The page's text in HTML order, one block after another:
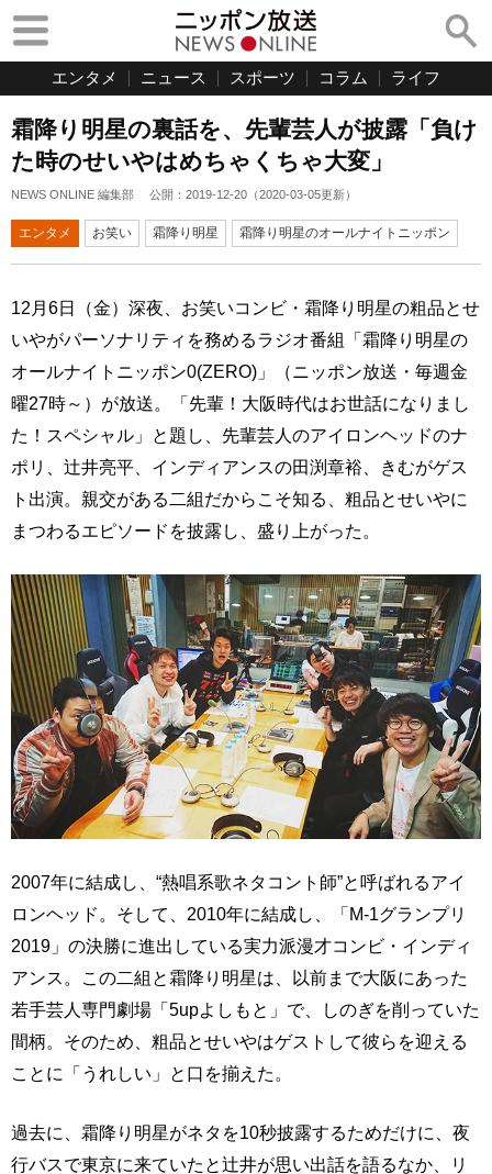
エンタメ ニュース スポーツ コラム ライフ
霜降り明星の裏話を、先輩芸人が披露「負け
た時のせいやはめちゃくちゃ大変」
NEWS ONLINE 編集部 公開： 2019-12-20 （2020-03-05更新）
エンタメ お笑い 霜降り明星 霜降り明星のオールナイトニッポン
12月6日（金）深夜、お笑いコンビ・霜降り明星の粗品とせ
いやがパーソナリティを務めるラジオ番組「霜降り明星の
オールナイトニッポン0(ZERO)」（ニッポン放送・毎週金
曜27時～）が放送。「先輩！大阪時代はお世話になりまし
た！スペシャル」と題し、先輩芸人のアイロンヘッドのナ
ポリ、辻井亮平、インディアンスの田渕章裕、きむがゲス
ト出演。親交がある二組だからこそ知る、粗品とせいやに
まつわるエピソードを披露し、盛り上がった。
2007年に結成し、“熱唱系歌ネタコント師”と呼ばれるアイ
ロンヘッド。そして、2010年に結成し、「M-1グランプリ
2019」の決勝に進出している実力派漫才コンビ・インディ
アンス。この二組と霜降り明星は、以前まで大阪にあった
若手芸人専門劇場「5upよしもと」で、しのぎを削っていた
間柄。そのため、粗品とせいやはゲストして彼らを迎える
ことに「うれしい」と口を揃えた。
過去に、霜降り明星がネタを10秒披露するためだけに、夜
行バスで東京に来ていたと辻井が思い出話を語るなか、リ